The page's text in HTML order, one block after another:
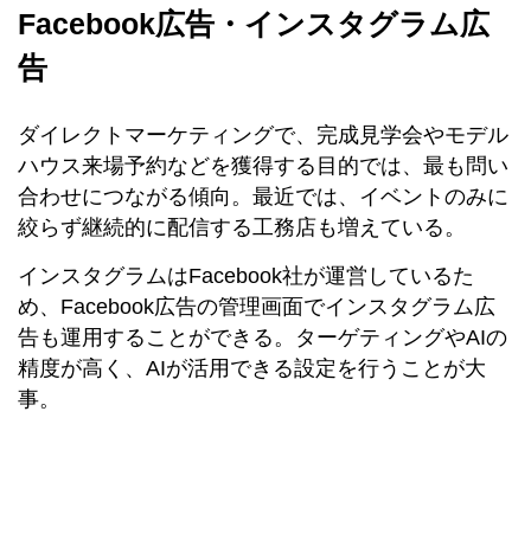
Facebook広告・インスタグラム広
告
ダイレクトマーケティングで、完成見学会やモデル
ハウス来場予約などを獲得する目的では、最も問い
合わせにつながる傾向。最近では、イベントのみに
絞らず継続的に配信する工務店も増えている。
インスタグラムはFacebook社が運営しているた
め、Facebook広告の管理画面でインスタグラム広
告も運用することができる。ターゲティングやAIの
精度が高く、AIが活用できる設定を行うことが大
事。